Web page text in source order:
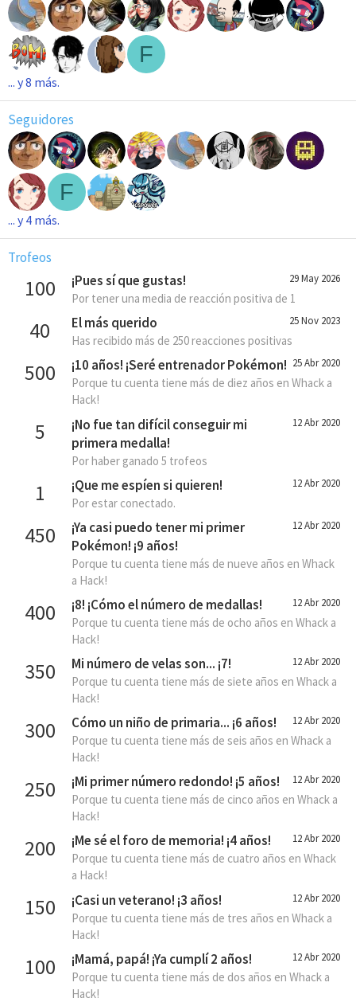
F
... y 8 más.
Seguidores
F
... y 4 más.
Trofeos
100 29 May 2026
¡Pues sí que gustas!
Por tener una media de reacción positiva de 1
40 25 Nov 2023
El más querido
Has recibido más de 250 reacciones positivas
500 25 Abr 2020
¡10 años! ¡Seré entrenador Pokémon!
Porque tu cuenta tiene más de diez años en Whack a
Hack!
5 12 Abr 2020
¡No fue tan difícil conseguir mi
primera medalla!
Por haber ganado 5 trofeos
1 12 Abr 2020
¡Que me espíen si quieren!
Por estar conectado.
450 12 Abr 2020
¡Ya casi puedo tener mi primer
Pokémon! ¡9 años!
Porque tu cuenta tiene más de nueve años en Whack
a Hack!
400 12 Abr 2020
¡8! ¡Cómo el número de medallas!
Porque tu cuenta tiene más de ocho años en Whack a
Hack!
350 12 Abr 2020
Mi número de velas son... ¡7!
Porque tu cuenta tiene más de siete años en Whack a
Hack!
300 12 Abr 2020
Cómo un niño de primaria... ¡6 años!
Porque tu cuenta tiene más de seis años en Whack a
Hack!
250 12 Abr 2020
¡Mi primer número redondo! ¡5 años!
Porque tu cuenta tiene más de cinco años en Whack a
Hack!
200 12 Abr 2020
¡Me sé el foro de memoria! ¡4 años!
Porque tu cuenta tiene más de cuatro años en Whack
a Hack!
150 12 Abr 2020
¡Casi un veterano! ¡3 años!
Porque tu cuenta tiene más de tres años en Whack a
Hack!
100 12 Abr 2020
¡Mamá, papá! ¡Ya cumplí 2 años!
Porque tu cuenta tiene más de dos años en Whack a
Hack!